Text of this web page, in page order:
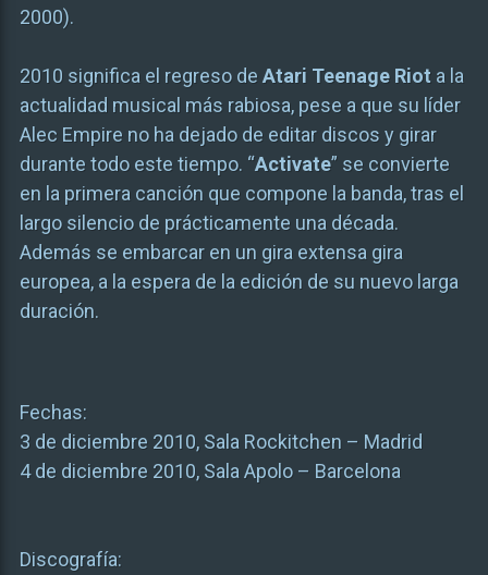
2000).
2010 significa el regreso de Atari Teenage Riota la
actualidad musical más rabiosa, pese a que su líder
Alec Empire no ha dejado de editar discos y girar
durante todo este tiempo. “Activate” se convierte
en la primera canción que compone la banda, tras el
largo silencio de prácticamente una década.
Además se embarcar en un gira extensa gira
europea, a la espera de la edición de su nuevo larga
duración.
Fechas:
3 de diciembre 2010, Sala Rockitchen – Madrid
4 de diciembre 2010, Sala Apolo – Barcelona
Discografía: